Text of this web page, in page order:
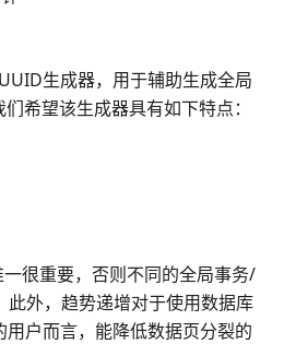
生成器，用于辅助生成全局
希望该生成器具有如下特点：
很重要，否则不同的全局事务/
此外，趋势递增对于使用数据库
户而言，能降低数据页分裂的